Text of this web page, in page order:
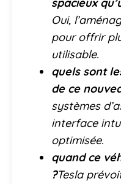
spacieux
Oui,
pour offrir
utilisable.
quels sont
de ce
systèmes
interface
optimisée.
quand ce
?Tesla